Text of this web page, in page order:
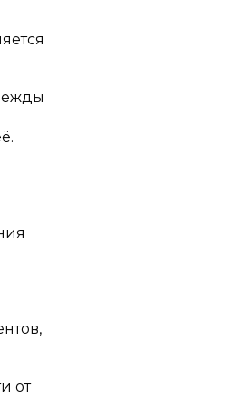
от